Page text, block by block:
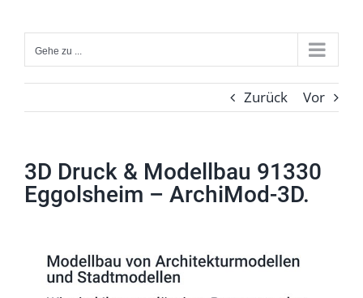
Inhalt
springenGehe zu ...
Zurück Vor
3D Druck & Modellbau 91330
Eggolsheim – ArchiMod-3D.